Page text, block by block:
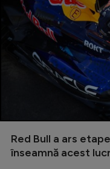
Red Bull a ars
înseamnă acest